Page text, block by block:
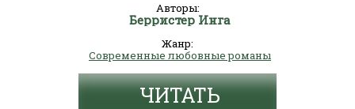
Авторы:
Берристер Инга
Жанр:
Современные любовные романы
ЧИТАТЬ